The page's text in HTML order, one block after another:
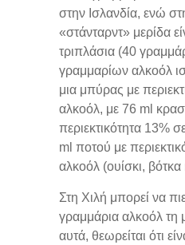
στην Ισλανδία, ενώ
«στάνταρντ» μερίδα
τριπλάσια (40
γραμμαρίων αλκοόλ
μια μπύρας με
αλκοόλ, με 76 ml
περιεκτικότητα 13%
ml ποτού με
αλκοόλ (ουίσκι, βότκα
Στη Χιλή μπορεί να
γραμμάρια αλκοόλ τη
αυτά, θεωρείται ότι